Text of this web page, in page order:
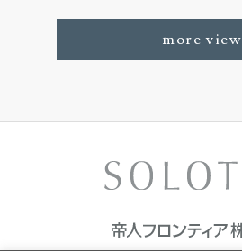
more view